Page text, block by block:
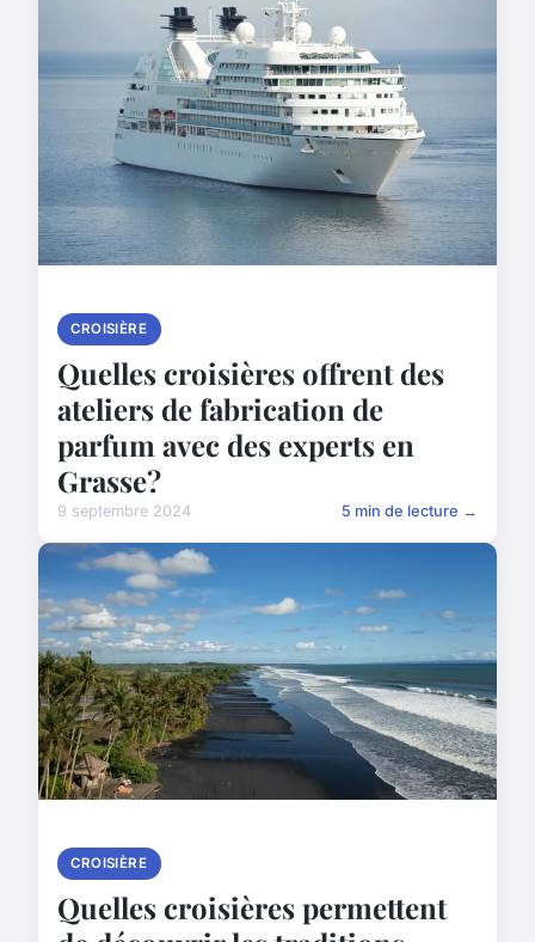
CROISIÈRE
Quelles croisières offrent des
ateliers de fabrication de
parfum avec des experts en
Grasse?
9 septembre 2024 5 min de lecture →
CROISIÈRE
Quelles croisières permettent